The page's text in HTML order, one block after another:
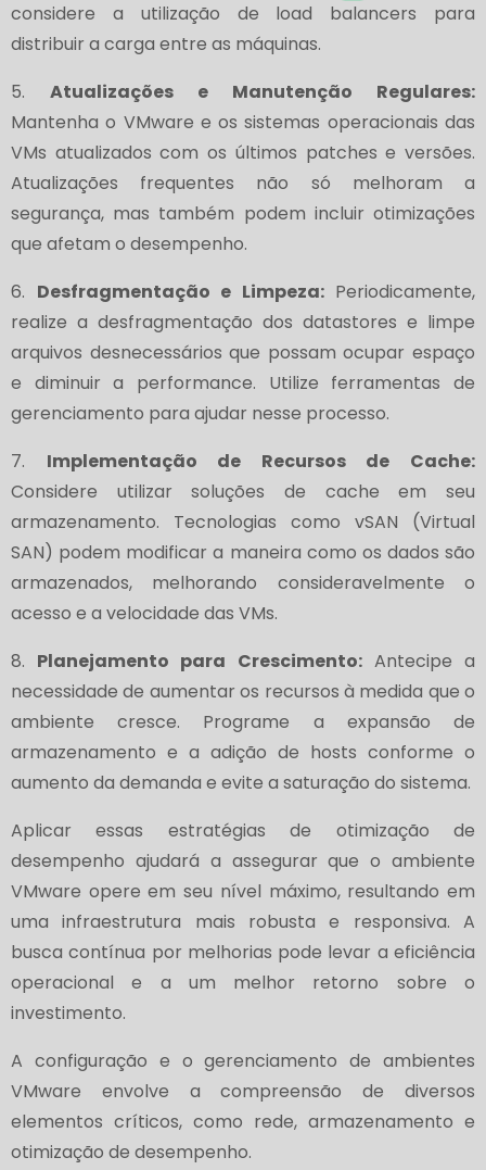
considere a utilização de load balancers para
distribuir a carga entre as máquinas.
5. Atualizações e Manutenção Regulares:
Mantenha o VMware e os sistemas operacionais das
VMs atualizados com os últimos patches e versões.
Atualizações frequentes não só melhoram a
segurança, mas também podem incluir otimizações
que afetam o desempenho.
6. Desfragmentação e Limpeza:Periodicamente,
realize a desfragmentação dos datastores e limpe
arquivos desnecessários que possam ocupar espaço
e diminuir a performance. Utilize ferramentas de
gerenciamento para ajudar nesse processo.
7. Implementação de Recursos de Cache:
Considere utilizar soluções de cache em seu
armazenamento. Tecnologias como vSAN (Virtual
SAN) podem modificar a maneira como os dados são
armazenados, melhorando consideravelmente o
acesso e a velocidade das VMs.
8. Planejamento para Crescimento:Antecipe a
necessidade de aumentar os recursos à medida que o
ambiente cresce. Programe a expansão de
armazenamento e a adição de hosts conforme o
aumento da demanda e evite a saturação do sistema.
Aplicar essas estratégias de otimização de
desempenho ajudará a assegurar que o ambiente
VMware opere em seu nível máximo, resultando em
uma infraestrutura mais robusta e responsiva. A
busca contínua por melhorias pode levar a eficiência
operacional e a um melhor retorno sobre o
investimento.
A configuração e o gerenciamento de ambientes
VMware envolve a compreensão de diversos
elementos críticos, como rede, armazenamento e
otimização de desempenho.